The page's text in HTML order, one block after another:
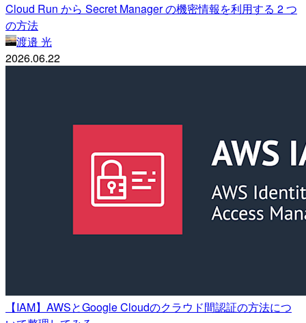
Cloud Run から Secret Manager の機密情報を利用する 2 つ
の方法
渡邉 光
2026.06.22
【IAM】AWSとGoogle Cloudのクラウド間認証の方法につ